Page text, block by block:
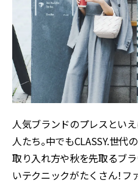
人気ブランドのプレスとい
人たち。中でもCLASSY.世代
取り入れ方や秋を先取るブ
いテクニックがたくさん！フ